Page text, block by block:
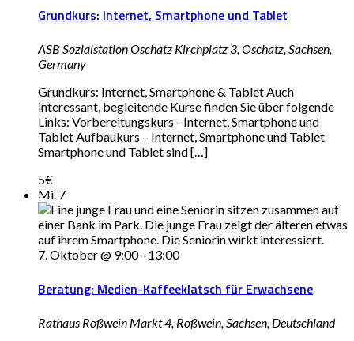
Grundkurs: Internet, Smartphone und Tablet
ASB Sozialstation Oschatz Kirchplatz 3, Oschatz, Sachsen,
Germany
Grundkurs: Internet, Smartphone & Tablet Auch
interessant, begleitende Kurse finden Sie über folgende
Links: Vorbereitungskurs - Internet, Smartphone und
Tablet Aufbaukurs – Internet, Smartphone und Tablet
Smartphone und Tablet sind […]
5€
Mi. 7
7. Oktober @ 9:00- 13:00
Beratung: Medien-Kaffeeklatsch für Erwachsene
Rathaus Roßwein Markt 4, Roßwein, Sachsen, Deutschland